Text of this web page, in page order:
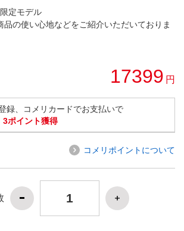
定モデル
品の使い心地などをご紹介いただいておりま
17399 円
録、コメリカードでお支払いで
3ポイント獲得
コメリポイントについて